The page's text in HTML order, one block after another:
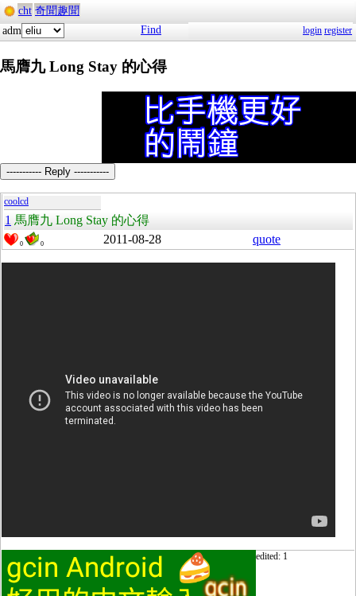
cht 奇聞趣聞
adm
Find login register
馬膺九 Long Stay 的心得
----------- Reply -----------
coolcd
1 馬膺九 Long Stay 的心得
0 0 2011-08-28 quote
edited: 1